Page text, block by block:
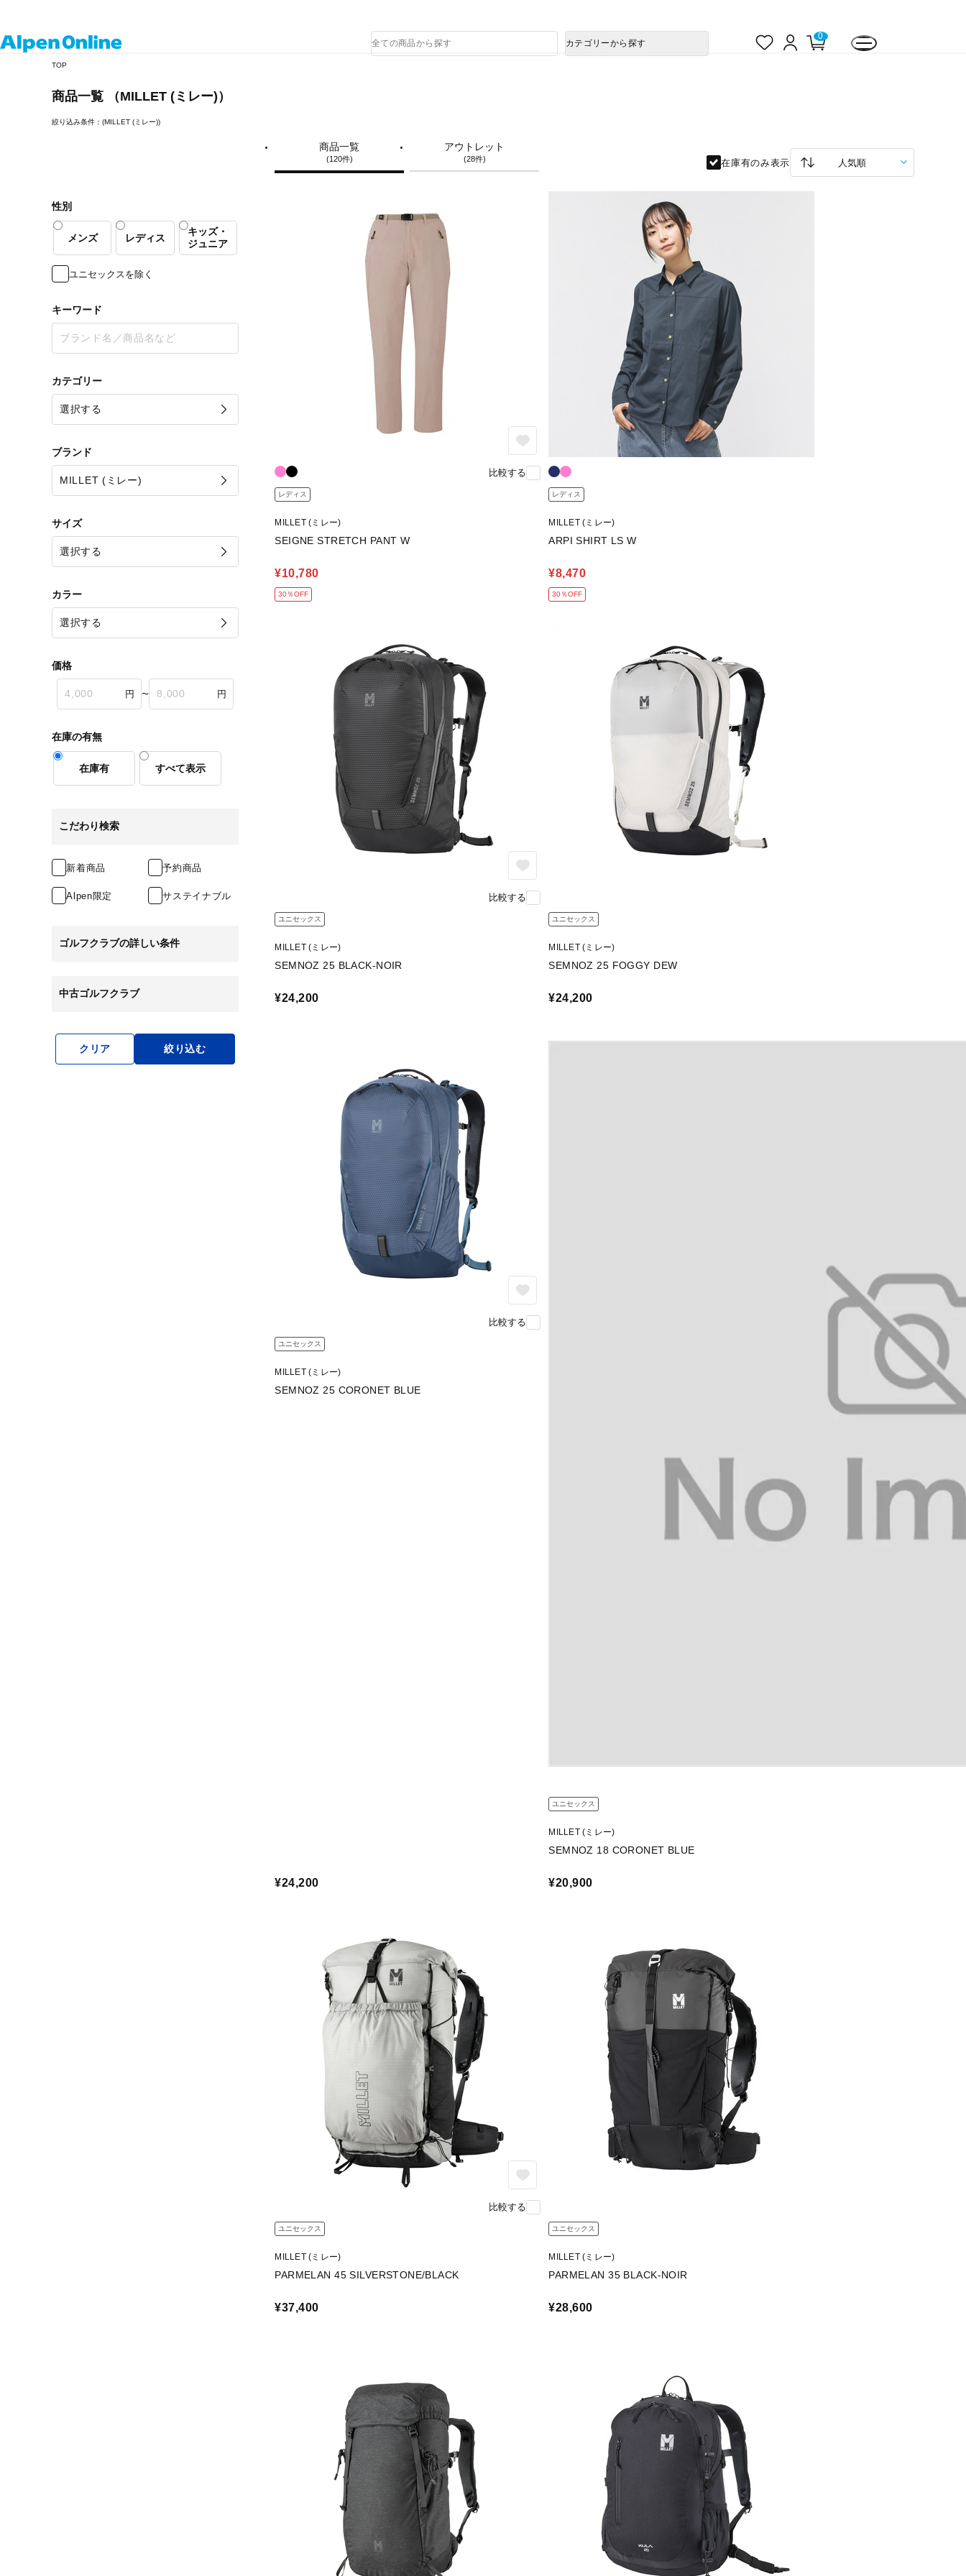
ロ
0
品
検
カテゴリーから探す
TOP
商品一覧 （MILLET (ミレー)）
絞り込み条件：(MILLET (ミレー))
性別
メンズ レディス
キッズ・
ジュニア
ユニセックスを除く
キーワード
カテゴリー
ブランド
サイズ
カラー
価格
〜
在庫の有無
在庫有 すべて表示
こだわり検索
新着商品 予約商品
Alpen限定 サステイナブル
ゴルフクラブの詳しい条件
中古ゴルフクラブ
クリア 絞り込む
商品一覧
(120件)
アウトレット
(28件) 在庫有のみ表示
比較する
レディス
MILLET (ミレー)
SEIGNE STRETCH PANT W
¥10,780
30％OFF
レディス
MILLET (ミレー)
ARPI SHIRT LS W
¥8,470
30％OFF
比較する
ユニセックス
MILLET (ミレー)
SEMNOZ 25 BLACK-NOIR
¥24,200
ユニセックス
MILLET (ミレー)
SEMNOZ 25 FOGGY DEW
¥24,200
比較する
ユニセックス
MILLET (ミレー)
SEMNOZ 25 CORONET BLUE
¥24,200
ユニセックス
MILLET (ミレー)
SEMNOZ 18 CORONET BLUE
¥20,900
比較する
ユニセックス
MILLET (ミレー)
PARMELAN 45 SILVERSTONE/BLACK
¥37,400
ユニセックス
MILLET (ミレー)
PARMELAN 35 BLACK-NOIR
¥28,600